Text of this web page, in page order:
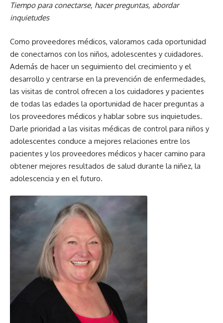
Tiempo para conectarse, hacer preguntas, abordar
inquietudes
Como proveedores médicos, valoramos cada oportunidad
de conectarnos con los niños, adolescentes y cuidadores.
Además de hacer un seguimiento del crecimiento y el
desarrollo y centrarse en la prevención de enfermedades,
las visitas de control ofrecen a los cuidadores y pacientes
de todas las edades la oportunidad de hacer preguntas a
los proveedores médicos y hablar sobre sus inquietudes.
Darle prioridad a las visitas médicas de control para niños y
adolescentes conduce a mejores relaciones entre los
pacientes y los proveedores médicos y hacer camino para
obtener mejores resultados de salud durante la niñez, la
adolescencia y en el futuro.